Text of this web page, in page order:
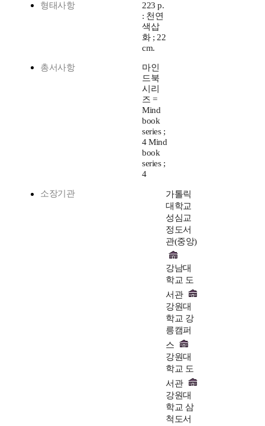
형태사항
223 p.
: 천연
색삽
화 ; 22
cm.
총서사항
마인
드북
시리
즈 =
Mind
book
series ;
4 Mind
book
series ;
4
소장기관
가톨릭
대학교
성심교
정도서
관(중앙)
강남대
학교 도
서관
강원대
학교 강
릉캠퍼
스
강원대
학교 도
서관
강원대
학교 삼
척도서